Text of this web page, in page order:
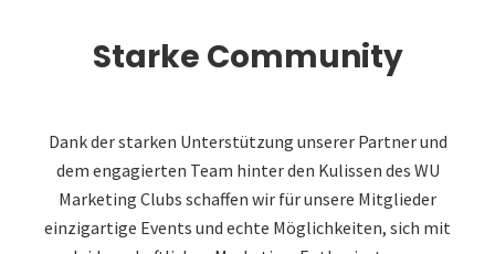
Starke Community
dem engagierten Team hinter den Kulissen des WU
Marketing Clubs schaffen wir für unsere Mitglieder
einzigartige Events und echte Möglichkeiten, sich mit
leidenschaftlichen Marketing-Enthusiasten zu